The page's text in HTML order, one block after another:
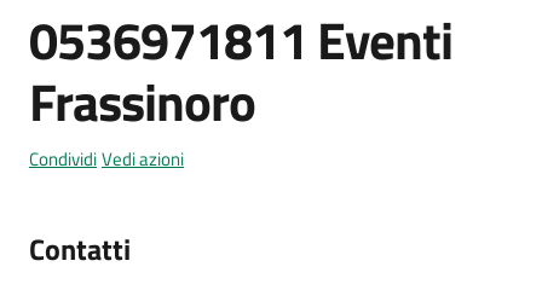
Amministrazione
Menu selezionato
Novità
Servizi
l'Unione
Salta al contenuto
0536971811 Eventi
Frassinoro
CondividiVedi azioni
Contatti